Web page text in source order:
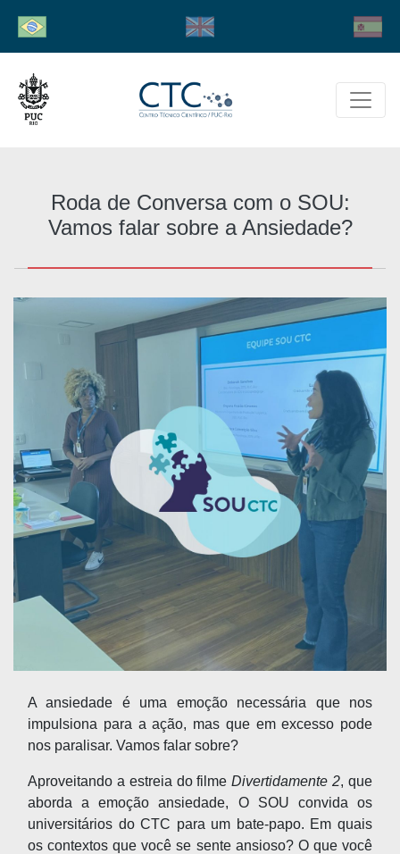
Roda de Conversa com o SOU:
Vamos falar sobre a Ansiedade?
A ansiedade é uma emoção necessária que nos
impulsiona para a ação, mas que em excesso pode
nos paralisar. Vamos falar sobre?
Aproveitando a estreia do filmeDivertidamente 2, que
aborda a emoção ansiedade, O SOU convida os
universitários do CTC para um bate-papo. Em quais
os contextos que você se sente ansioso? O que você